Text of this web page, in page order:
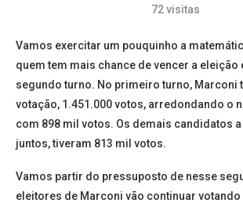
72visitas
Vamos exercitar um pouquinho a
quem tem mais chance de vencer a eleição
segundo turno. No primeiro turno, Marconi
votação, 1.451.000 votos, arredondando o
com 898 mil votos. Os demais candidatos
juntos, tiveram 813 mil votos.
Vamos partir do pressuposto de nesse
eleitores de Marconi vão continuar votando